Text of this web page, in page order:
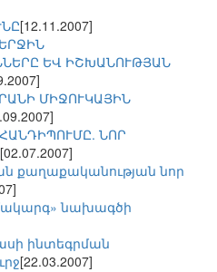
[12.11.2007]
ԵՎ ԻՇԽԱՆՈՒԹՅԱՆ
ՄԻՋՈՒԿԱՅԻՆ
ՆՈՐ
[02.07.2007]
քաղաքականության նոր
նախագծի
ինտեգրման
[22.03.2007]